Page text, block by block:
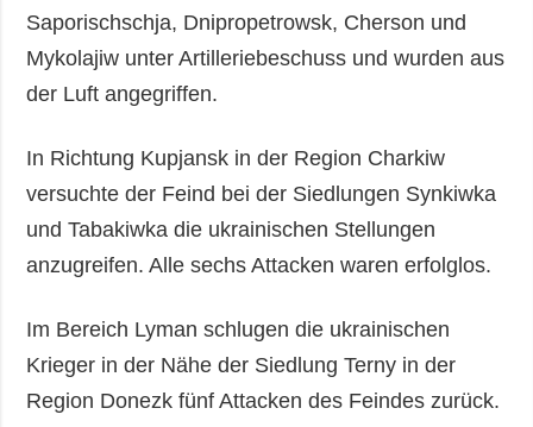
Saporischschja, Dnipropetrowsk, Cherson und
Mykolajiw unter Artilleriebeschuss und wurden aus
der Luft angegriffen.
In Richtung Kupjansk in der Region Charkiw
versuchte der Feind bei der Siedlungen Synkiwka
und Tabakiwka die ukrainischen Stellungen
anzugreifen. Alle sechs Attacken waren erfolglos.
Im Bereich Lyman schlugen die ukrainischen
Krieger in der Nähe der Siedlung Terny in der
Region Donezk fünf Attacken des Feindes zurück.